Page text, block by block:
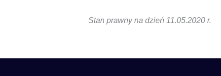
Stan praw­ny na dzień 11.05.2020 r.